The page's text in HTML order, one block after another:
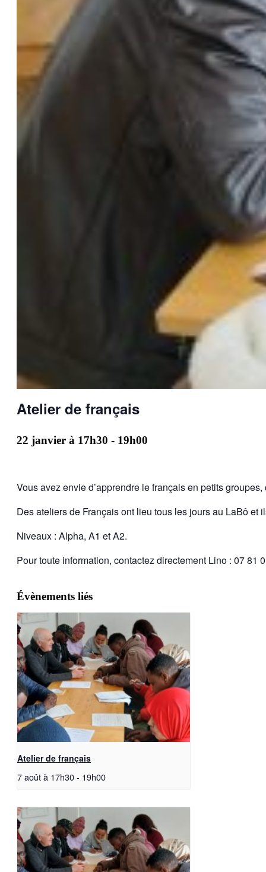
Atelier de français
22 janvier à 17h30 - 19h00
Vous avez envie d’apprendre le français en petits
Des ateliers de Français ont lieu tous les jours au LaBô et
Niveaux : Alpha, A1 et A2.
Pour toute information, contactez directement Lino : 07 81
Évènements liés
Atelier de français
7 août à 17h30- 19h00